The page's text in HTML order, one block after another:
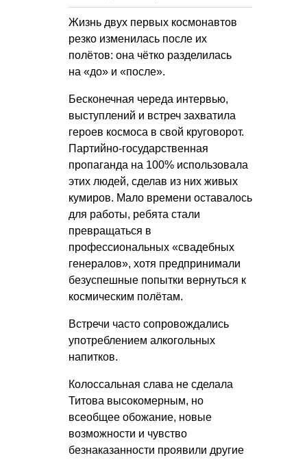
Жизнь двух первых космонавтов
резко изменилась после их
полётов: она чётко разделилась
на «до» и «после».
Бесконечная череда интервью,
выступлений и встреч захватила
героев космоса в свой круговорот.
Партийно-государственная
пропаганда на 100% использовала
этих людей, сделав из них живых
кумиров. Мало времени оставалось
для работы, ребята стали
превращаться в
профессиональных «свадебных
генералов», хотя предпринимали
безуспешные попытки вернуться к
космическим полётам.
Встречи часто сопровождались
употреблением алкогольных
напитков.
Колоссальная слава не сделала
Титова высокомерным, но
всеобщее обожание, новые
возможности и чувство
безнаказанности проявили другие